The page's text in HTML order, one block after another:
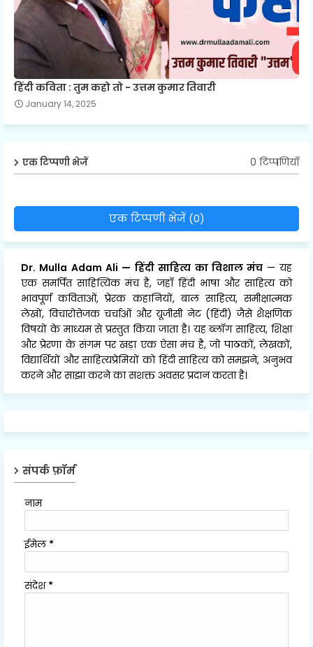
हिंदी कविता : तुम कहो तो - उत्तम कुमार तिवारी
January 14, 2025
एक टिप्पणी भेजें 0 टिप्पणियाँ
एक टिप्पणी भेजें (0)
Dr. Mulla Adam Ali — हिंदी साहित्य का विशाल मंच — यह
एक समर्पित साहित्यिक मंच है, जहाँ हिंदी भाषा और साहित्य को
भावपूर्ण कविताओं, प्रेरक कहानियों, बाल साहित्य, समीक्षात्मक
लेखों, विचारोत्तेजक चर्चाओं और यूजीसी नेट (हिंदी) जैसे शैक्षणिक
विषयों के माध्यम से प्रस्तुत किया जाता है। यह ब्लॉग साहित्य, शिक्षा
और प्रेरणा के संगम पर खड़ा एक ऐसा मंच है, जो पाठकों, लेखकों,
विद्यार्थियों और साहित्यप्रेमियों को हिंदी साहित्य को समझने, अनुभव
करने और साझा करने का सशक्त अवसर प्रदान करता है।
संपर्क फ़ॉर्म
नाम
ईमेल *
संदेश *